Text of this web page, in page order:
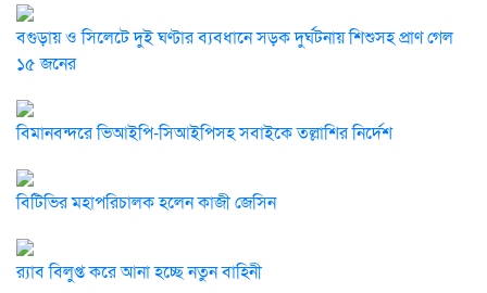
বগুড়ায় ও সিলেটে দুই ঘণ্টার ব্যবধানে সড়ক দুর্ঘটনায় শিশুসহ প্রাণ গেল
১৫ জনের
বিমানবন্দরে ভিআইপি-সিআইপিসহ সবাইকে তল্লাশির নির্দেশ
বিটিভির মহাপরিচালক হলেন কাজী জেসিন
র‍্যাব বিলুপ্ত করে আনা হচ্ছে নতুন বাহিনী